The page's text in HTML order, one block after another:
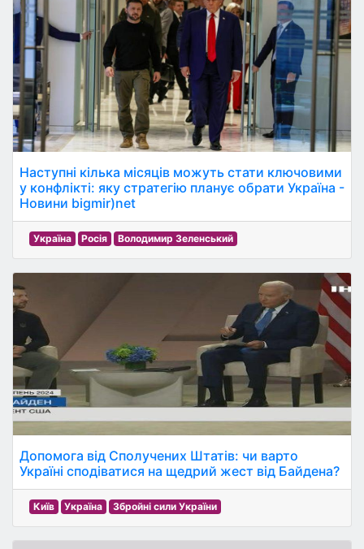
Наступні кілька місяців можуть стати ключовими
у конфлікті: яку стратегію планує обрати Україна -
Новини bigmir)net
Україна Росія Володимир Зеленський
Допомога від Сполучених Штатів: чи варто
Україні сподіватися на щедрий жест від Байдена?
Київ Україна Збройні сили України